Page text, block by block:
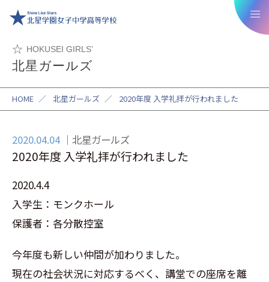
HOKUSEI GIRLS’
北星ガールズ
HOME ／ 北星ガールズ ／ 2020年度 入学礼拝が行われました
2020.04.04 北星ガールズ
2020年度 入学礼拝が行われました
2020.4.4
入学生：モンクホール
保護者：各分散控室
今年度も新しい仲間が加わりました。
現在の社会状況に対応するべく、講堂での座席を離